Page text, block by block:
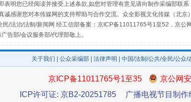
表明您已经阅读并接受上述条款,如您对管理有意见请向制作采编部联
诚感谢您对本传媒网的支持帮助与合作交流。众全影视文化传媒（北京
民/法治/法制/新闻网 经工信部备案：京ICP备11011765号1至52，京公
告部/会议服务部/代理部敬上。
关于我们 公众采编部 法律声明 | 中国/法制/公共/全民/公众
京ICP备11011765号1至35
京公网
ICP许可证: 京B2-20251785
广播电视节目制